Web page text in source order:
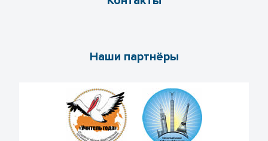
Наши партнёры